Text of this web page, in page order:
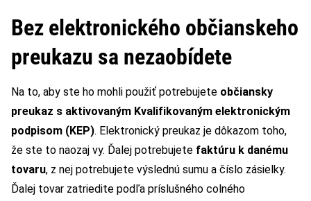
Bez elektronického občianskeho
preukazu sa nezaobídete
Na to, aby ste ho mohli použiť potrebujete občiansky
preukaz s aktivovaným Kvalifikovaným elektronickým
podpisom (KEP). Elektronický preukaz je dôkazom toho,
že ste to naozaj vy. Ďalej potrebujete faktúru k danému
tovaru, z nej potrebujete výslednú sumu a číslo zásielky.
Ďalej tovar zatriedite podľa príslušného colného